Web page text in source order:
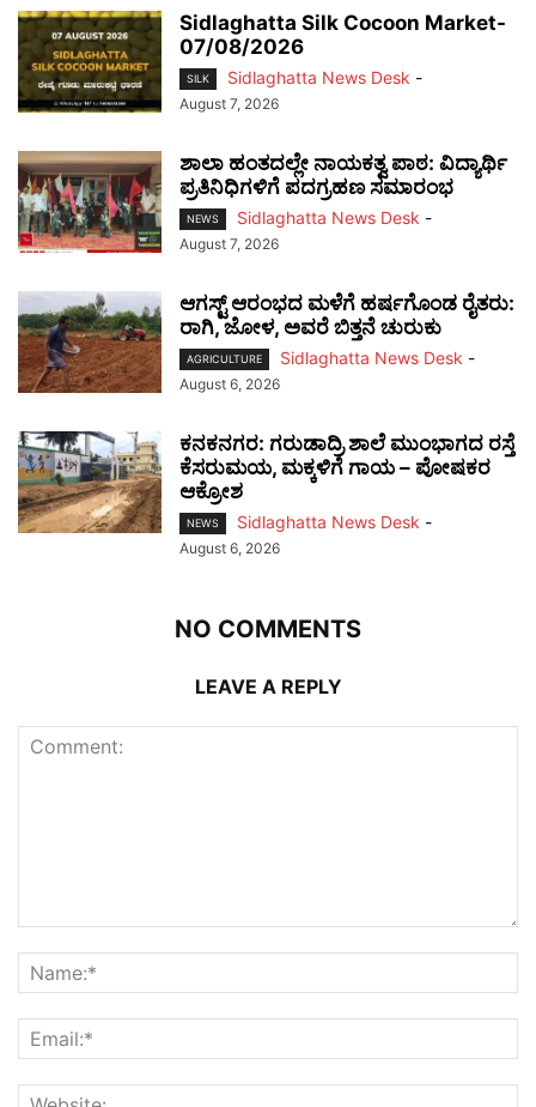
Sidlaghatta Silk Cocoon Market-
07/08/2026
SILK Sidlaghatta News Desk -
August 7, 2026
ಶಾಲಾ ಹಂತದಲ್ಲೇ ನಾಯಕತ್ವ ಪಾಠ: ವಿದ್ಯಾರ್ಥಿ
ಪ್ರತಿನಿಧಿಗಳಿಗೆ ಪದಗ್ರಹಣ ಸಮಾರಂಭ
NEWS Sidlaghatta News Desk -
August 7, 2026
ಆಗಸ್ಟ್ ಆರಂಭದ ಮಳೆಗೆ ಹರ್ಷಗೊಂಡ ರೈತರು:
ರಾಗಿ, ಜೋಳ, ಅವರೆ ಬಿತ್ತನೆ ಚುರುಕು
AGRICULTURE Sidlaghatta News Desk -
August 6, 2026
ಕನಕನಗರ: ಗರುಡಾದ್ರಿ ಶಾಲೆ ಮುಂಭಾಗದ ರಸ್ತೆ
ಕೆಸರುಮಯ, ಮಕ್ಕಳಿಗೆ ಗಾಯ – ಪೋಷಕರ
ಆಕ್ರೋಶ
NEWS Sidlaghatta News Desk -
August 6, 2026
NO COMMENTS
LEAVE A REPLY